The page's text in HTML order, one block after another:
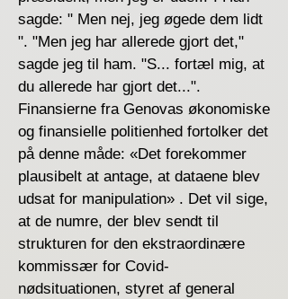
sagde: " Men nej, jeg øgede dem lidt
". "Men jeg har allerede gjort det,"
sagde jeg til ham. "S... fortæl mig, at
du allerede har gjort det...".
Finansierne fra Genovas økonomiske
og finansielle politienhed fortolker det
på denne måde: «Det forekommer
plausibelt at antage, at dataene blev
udsat for manipulation» . Det vil sige,
at de numre, der blev sendt til
strukturen for den ekstraordinære
kommissær for Covid-
nødsituationen, styret af general